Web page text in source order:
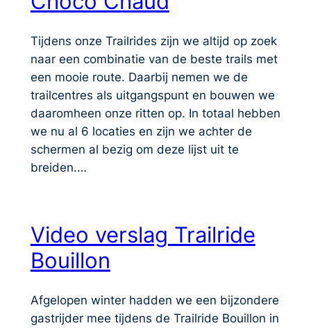
Tijdens onze Trailrides zijn we altijd op zoek
naar een combinatie van de beste trails met
een mooie route. Daarbij nemen we de
trailcentres als uitgangspunt en bouwen we
daaromheen onze ritten op. In totaal hebben
we nu al 6 locaties en zijn we achter de
schermen al bezig om deze lijst uit te
breiden.…
Video verslag Trailride
Bouillon
Afgelopen winter hadden we een bijzondere
gastrijder mee tijdens de Trailride Bouillon in